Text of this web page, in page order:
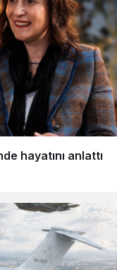
hayatını anlattı